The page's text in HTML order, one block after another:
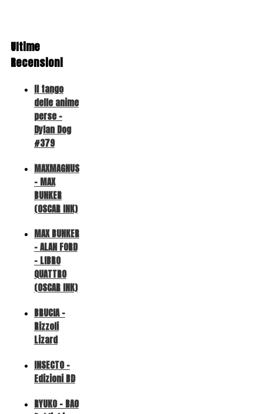
Ultime
Recensioni
Il tango
delle anime
perse -
Dylan Dog
#379
MAXMAGNUS
– MAX
BUNKER
(OSCAR INK)
MAX BUNKER
– ALAN FORD
– LIBRO
QUATTRO
(OSCAR INK)
BRUCIA -
Rizzoli
Lizard
INSECTO -
Edizioni BD
RYUKO - BAO